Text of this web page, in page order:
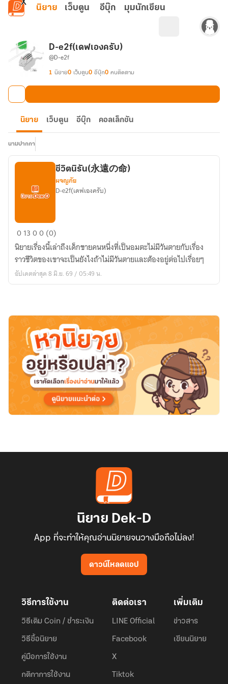
ข้ามไปยังเนื้อหาหลัก
นิยาย เว็บตูน อีบุ๊ก มุมนักเขียน
D-e2f(เดฟเองครับ)
@D-e2f
1 นิยาย0 เว็บตูน0 อีบุ๊ก0 คนติดตาม
นิยาย เว็บตูน อีบุ๊ก คอลเล็กชัน
นามปากกา
ชีวิต
นิ
รัน(永
遠
の
ชีวิตนิรัน(永遠の命)
ผจญภัย
D-e2f(เดฟเองครับ)
01300 (0)
นิยายเรื่องนี้เล่าถึงเด็กชายคนหนึ่งที่เป็นอมตะไม่มีวันตายกับเรื่อง
ราวชีวิตของเขาจะเป็นยังไงถ้าไม่มีวันตายและต้องอยู่ต่อไปเรื่อยๆ
อัปเดตล่าสุด 8 มิ.ย. 69 / 05:49 น.
นิยาย Dek-D
App ที่จะทำให้คุณอ่านนิยายจนวางมือถือไม่ลง!
ดาวน์โหลดแอป
วิธีการใช้งาน
วิธีเติม Coin / ชำระเงิน
วิธีซื้อนิยาย
คู่มือการใช้งาน
กติกาการใช้งาน
ติดต่อเรา
LINE Official
Facebook
X
Tiktok
เพิ่มเติม
ข่าวสาร
เขียนนิยาย